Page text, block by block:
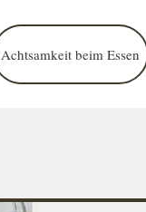
Achtsamkeit beim Essen